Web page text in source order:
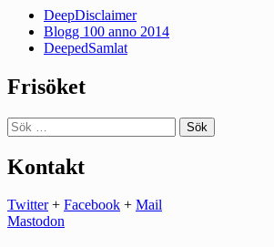
DeepDisclaimer
Blogg 100 anno 2014
DeepedSamlat
Frisöket
Sök
efter:
Kontakt
Twitter+ Facebook + Mail
Mastodon